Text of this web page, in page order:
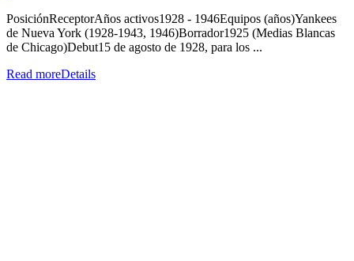
PosiciónReceptorAños activos1928 - 1946Equipos (años)Yankees
de Nueva York (1928-1943, 1946)Borrador1925 (Medias Blancas
de Chicago)Debut15 de agosto de 1928, para los ...
Read moreDetails